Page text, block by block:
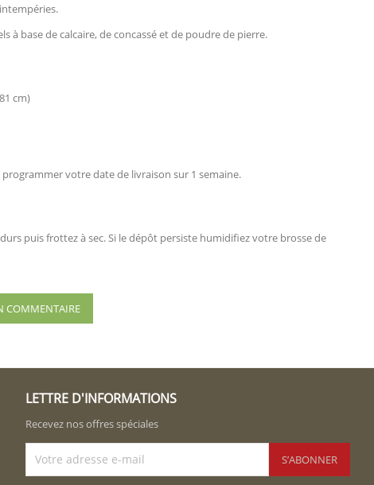
base de calcaire, de concassé et de poudre de pierre.
cm)
votre date de livraison sur 1 semaine.
puis frottez à sec. Si le dépôt persiste humidifiez votre brosse de
COMMENTAIRE
LETTRE D'INFORMATIONS
Recevez nos offres spéciales